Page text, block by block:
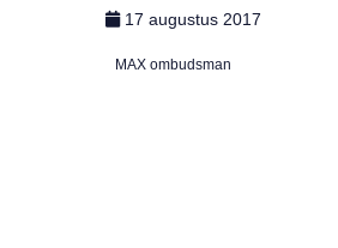
17 augustus 2017
MAX ombudsman